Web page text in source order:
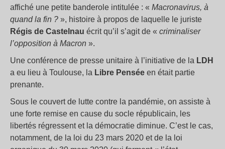
affiché une petite banderole intitulée : « Macronavirus, à
quand la fin ? », histoire à propos de laquelle le juriste
Régis de Castelnau écrit qu’il s’agit de « criminaliser
l’opposition à Macron ».
Une conférence de presse unitaire à l’initiative de la LDH
a eu lieu à Toulouse, la Libre Pensée en était partie
prenante.
Sous le couvert de lutte contre la pandémie, on assiste à
une forte remise en cause du socle républicain, les
libertés régressent et la démocratie diminue. C’est le cas,
notamment, de la loi du 23 mars 2020 et de la loi